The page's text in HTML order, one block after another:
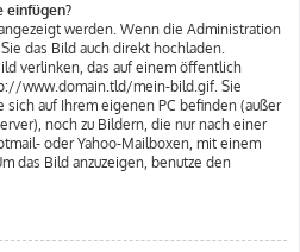
einfügen?
werden. Wenn die Administration
das Bild auch direkt hochladen.
verlinken, das auf einem öffentlich
www.domain.tld/mein-bild.gif. Sie
auf Ihrem eigenen PC befinden (außer
noch zu Bildern, die nur nach einer
oder Yahoo-Mailboxen, mit einem
das Bild anzuzeigen, benutze den